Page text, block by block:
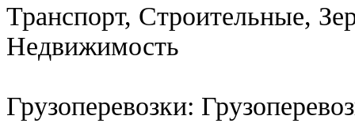
Транспорт, Строительные,
Недвижимость
Грузоперевозки: